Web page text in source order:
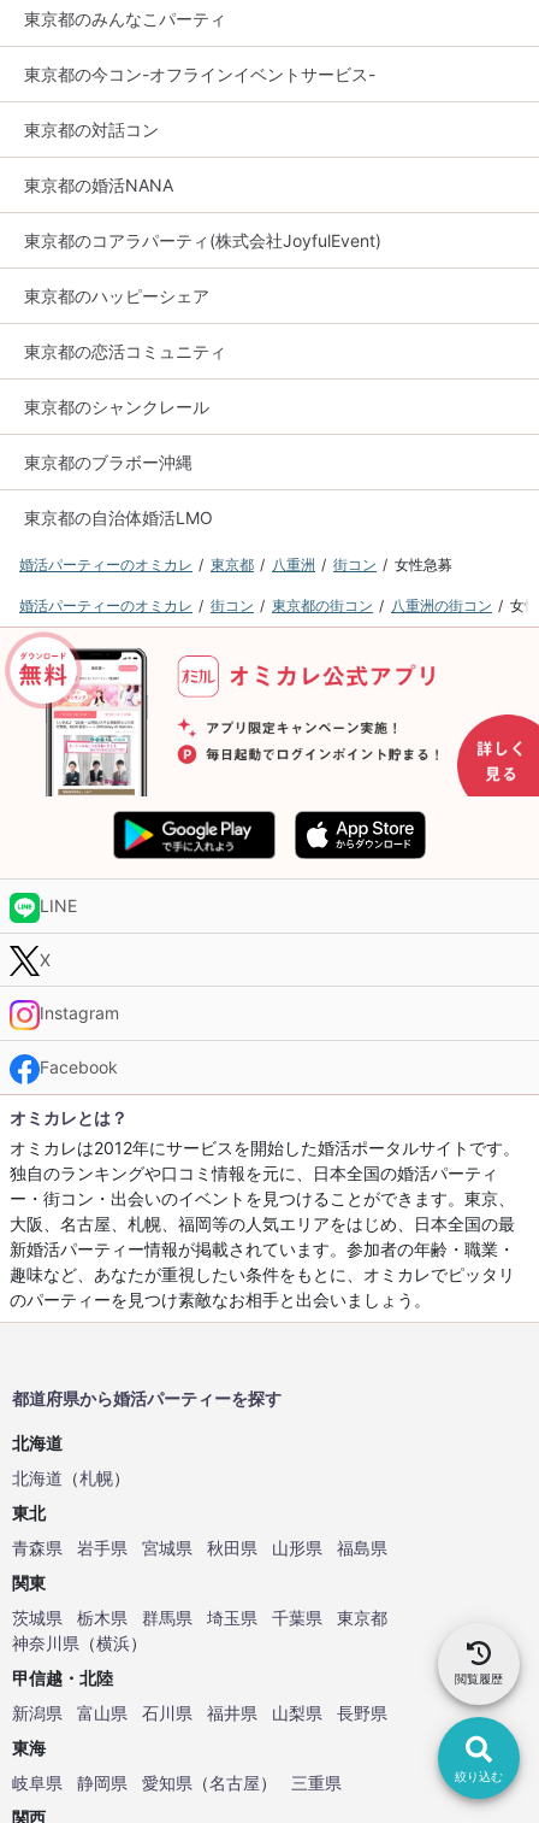
絞り込む
閲覧履歴
東京都のみんなこパーティ
東京都の今コン-オフラインイベントサービス-
東京都の対話コン
東京都の婚活NANA
東京都のコアラパーティ(株式会社JoyfulEvent)
東京都のハッピーシェア
東京都の恋活コミュニティ
東京都のシャンクレール
東京都のブラボー沖縄
東京都の自治体婚活LMO
婚活パーティーのオミカレ 東京都 八重洲 街コン 女性急募
婚活パーティーのオミカレ 街コン 東京都の街コン 八重洲の街コン 女
LINE
X
Instagram
Facebook
オミカレとは？
オミカレは2012年にサービスを開始した婚活ポータルサイトです。
独自のランキングや口コミ情報を元に、日本全国の婚活パーティ
ー・街コン・出会いのイベントを見つけることができます。東京、
大阪、名古屋、札幌、福岡等の人気エリアをはじめ、日本全国の最
新婚活パーティー情報が掲載されています。参加者の年齢・職業・
趣味など、あなたが重視したい条件をもとに、オミカレでピッタリ
のパーティーを見つけ素敵なお相手と出会いましょう。
都道府県から婚活パーティーを探す
北海道
北海道 （札幌）
東北
青森県
岩手県 宮城県 秋田県 山形県
福島県
関東
茨城県
栃木県 群馬県 埼玉県 千葉県
東京都
神奈川県 （横浜）
甲信越・北陸
新潟県
富山県 石川県 福井県 山梨県
長野県
東海
岐阜県
静岡県 愛知県 （名古屋）
三重県
関西